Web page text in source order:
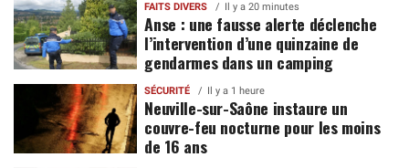
FAITS DIVERS Il y a 20 minutes
Anse : une fausse alerte déclenche
l’intervention d’une quinzaine de
gendarmes dans un camping
SÉCURITÉ Il y a 1 heure
Neuville-sur-Saône instaure un
couvre-feu nocturne pour les moins
de 16 ans